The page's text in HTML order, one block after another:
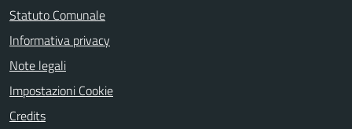
Statuto Comunale
Informativa privacy
Note legali
Impostazioni Cookie
Credits